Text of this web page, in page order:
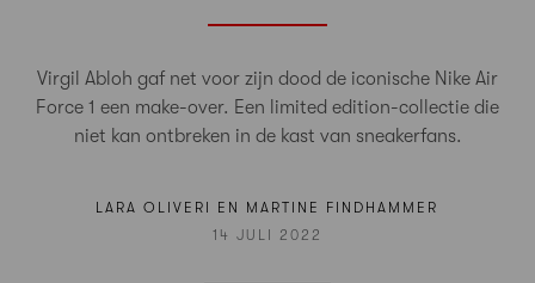
Virgil Abloh gaf net voor zijn dood de iconische Nike Air
Force 1 een make-over. Een limited edition-collectie die
niet kan ontbreken in de kast van sneakerfans.
LARA OLIVERI EN MARTINE FINDHAMMER
14 JULI 2022